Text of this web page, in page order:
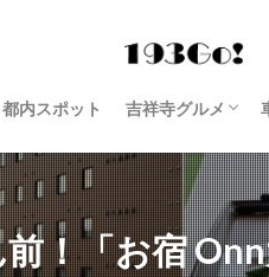
都内スポット 吉祥寺グルメ
西荻窪 グルメ
！「お宿